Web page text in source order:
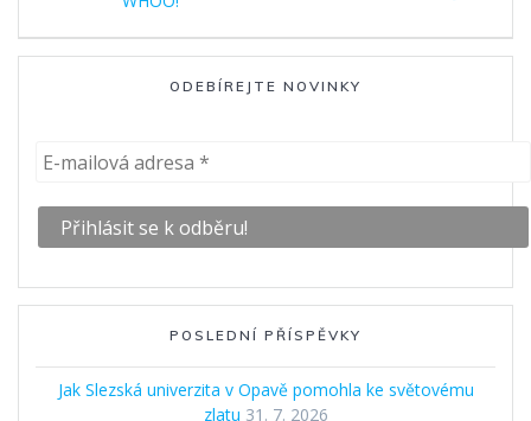
ODEBÍREJTE NOVINKY
POSLEDNÍ PŘÍSPĚVKY
Jak Slezská univerzita v Opavě pomohla ke světovému
zlatu 31. 7. 2026